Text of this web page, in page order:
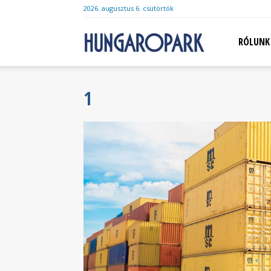
2026. augusztus 6. csütörtök
HungaroparkRÓLUNK
1